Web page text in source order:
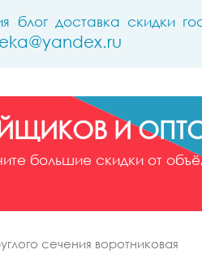
блог доставка скидки
И
большие скидки от
сечения воротниковая